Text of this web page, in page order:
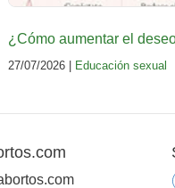
¿Cómo aumentar el
27/07/2026 | Educación sexual